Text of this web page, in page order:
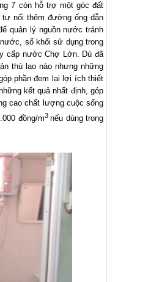
7 còn hỗ trợ một góc đất
nối thêm đường ống dẫn
quản lý nguồn nước tránh
số khối sử dụng trong
cấp nước Chợ Lớn. Dù đã
thù lao nào nhưng những
phần đem lại lợi ích thiết
kết quả nhất định, góp
cao chất lượng cuộc sống
đồng/m3nếu dùng trong